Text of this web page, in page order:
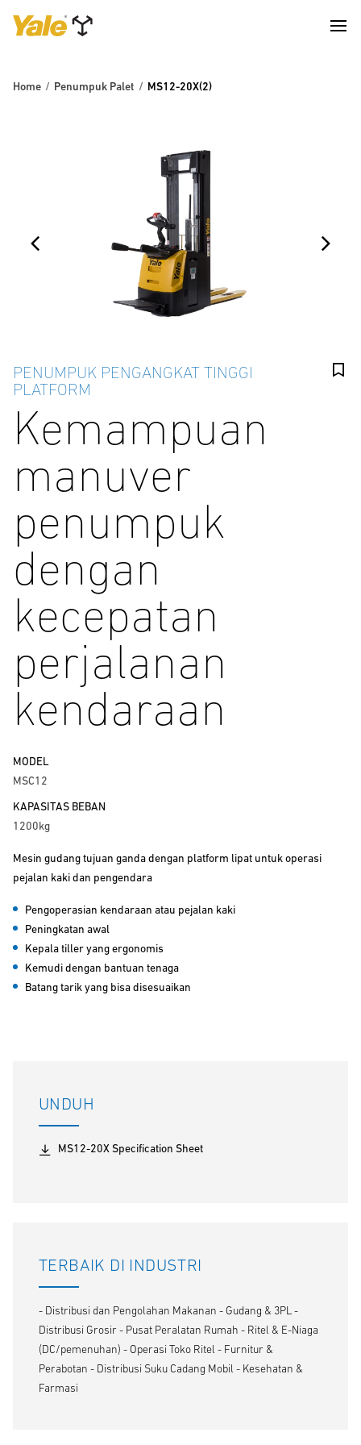
Home Penumpuk Palet MS12-20X(2)
PENUMPUK PENGANGKAT TINGGI
PLATFORM
Kemampuan
manuver
penumpuk
dengan
kecepatan
perjalanan
kendaraan
MODEL
MSC12
KAPASITAS BEBAN
1200kg
Mesin gudang tujuan ganda dengan platform lipat untuk operasi
pejalan kaki dan pengendara
Pengoperasian kendaraan atau pejalan kaki
Peningkatan awal
Kepala tiller yang ergonomis
Kemudi dengan bantuan tenaga
Batang tarik yang bisa disesuaikan
UNDUH
MS12-20X Specification Sheet
TERBAIK DI INDUSTRI
- Distribusi dan Pengolahan Makanan - Gudang & 3PL -
Distribusi Grosir - Pusat Peralatan Rumah - Ritel & E-Niaga
(DC/pemenuhan) - Operasi Toko Ritel - Furnitur &
Perabotan - Distribusi Suku Cadang Mobil - Kesehatan &
Farmasi